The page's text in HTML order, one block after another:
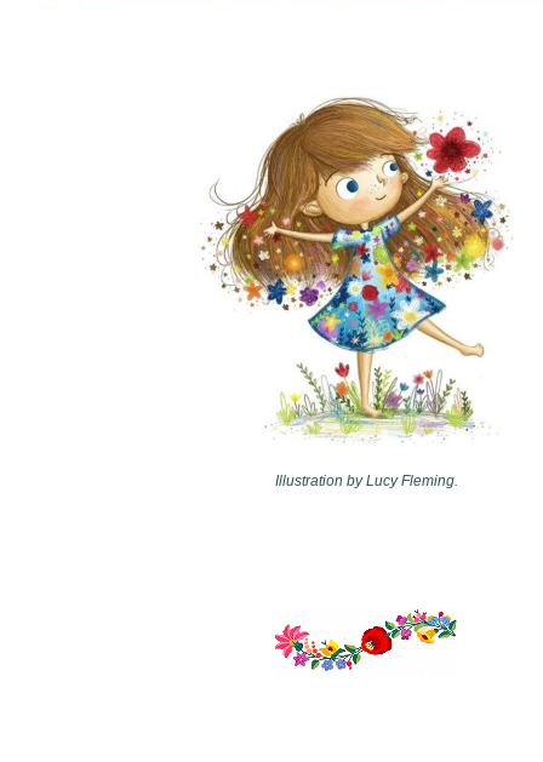
Illustration by Lucy Fleming.